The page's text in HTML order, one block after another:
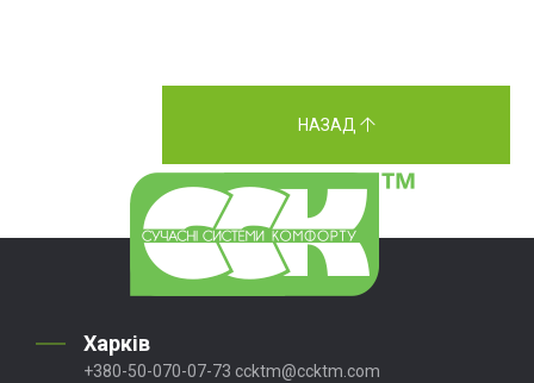
НАЗАД
Харків
+380-50-070-07-73 ccktm@ccktm.com